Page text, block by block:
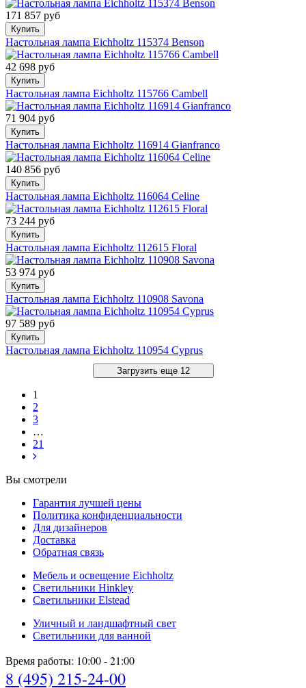
171 857 руб
Купить
Настольная лампа Eichholtz 115374 Benson
42 698 руб
Купить
Настольная лампа Eichholtz 115766 Cambell
71 904 руб
Купить
Настольная лампа Eichholtz 116914 Gianfranco
140 856 руб
Купить
Настольная лампа Eichholtz 116064 Celine
73 244 руб
Купить
Настольная лампа Eichholtz 112615 Floral
53 974 руб
Купить
Настольная лампа Eichholtz 110908 Savona
97 589 руб
Купить
Настольная лампа Eichholtz 110954 Cyprus
Загрузить еще 12
1
2
3
…
21
Вы смотрели
Гарантия лучшей цены
Политика конфиденциальности
Для дизайнеров
Доставка
Обратная связь
Мебель и освещение Eichholtz
Светильники Hinkley
Светильники Elstead
Уличный и ландшафтный свет
Светильники для ванной
Время работы: 10:00 - 21:00
8 (495) 215-24-00